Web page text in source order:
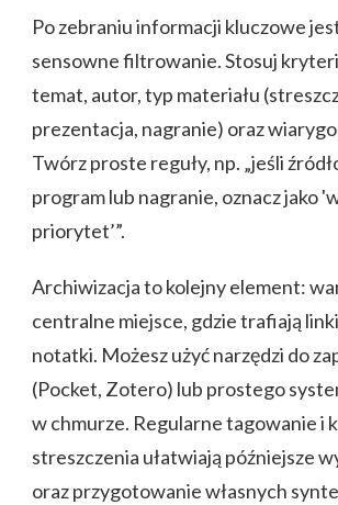
Po zebraniu informacji kluczowe
sensowne filtrowanie. Stosuj
temat, autor, typ materiału
prezentacja, nagranie) oraz
Twórz proste reguły, np. „jeśli
program lub nagranie, oznacz jako
priorytet’”.
Archiwizacja to kolejny element:
centralne miejsce, gdzie trafiają
notatki. Możesz użyć narzędzi do
(Pocket, Zotero) lub prostego
w chmurze. Regularne tagowanie i
streszczenia ułatwiają późniejsze
oraz przygotowanie własnych